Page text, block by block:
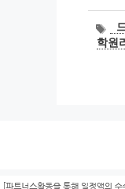
태
그
학원